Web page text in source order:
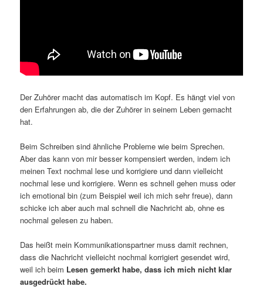
Der Zuhörer macht das automatisch im Kopf. Es hängt viel von
den Erfahrungen ab, die der Zuhörer in seinem Leben gemacht
hat.
Beim Schreiben sind ähnliche Probleme wie beim Sprechen.
Aber das kann von mir besser kompensiert werden, indem ich
meinen Text nochmal lese und korrigiere und dann vielleicht
nochmal lese und korrigiere. Wenn es schnell gehen muss oder
ich emotional bin (zum Beispiel weil ich mich sehr freue), dann
schicke ich aber auch mal schnell die Nachricht ab, ohne es
nochmal gelesen zu haben.
Das heißt mein Kommunikationspartner muss damit rechnen,
dass die Nachricht vielleicht nochmal korrigiert gesendet wird,
weil ich beim Lesen gemerkt habe, dass ich mich nicht klar
ausgedrückt habe.